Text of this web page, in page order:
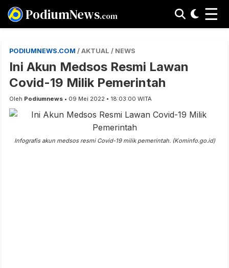
PodiumNews.com ☰
PODIUMNEWS.COM / AKTUAL / NEWS
Ini Akun Medsos Resmi Lawan
Covid-19 Milik Pemerintah
Oleh Podiumnews • 09 Mei 2022 • 18:03:00 WITA
Infografis akun medsos resmi Covid-19 milik pemerintah. (Kominfo.go.id)